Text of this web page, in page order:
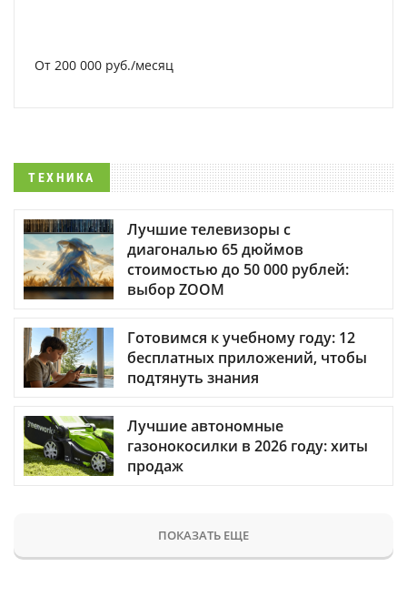
От 200 000 руб./месяц
ТЕХНИКА
Лучшие телевизоры с
диагональю 65 дюймов
стоимостью до 50 000 рублей:
выбор ZOOM
Готовимся к учебному году: 12
бесплатных приложений, чтобы
подтянуть знания
Лучшие автономные
газонокосилки в 2026 году: хиты
продаж
ПОКАЗАТЬ ЕЩЕ